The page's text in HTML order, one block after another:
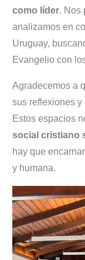
como líder. Nos
analizamos en
Uruguay,
Evangelio con
Agradecemos a
sus reflexiones y
Estos espacios
social cristiano
hay que
y humana.